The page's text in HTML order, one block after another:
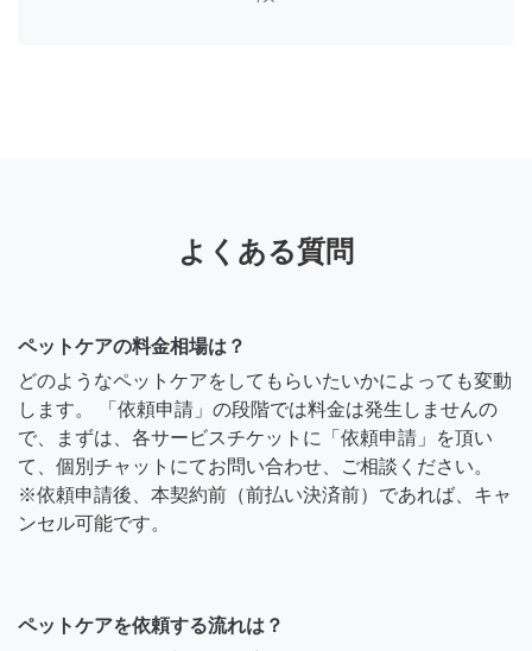
よくある質問
ペットケアの料金相場は？
どのようなペットケアをしてもらいたいかによっても変動
します。 「依頼申請」の段階では料金は発生しませんの
で、まずは、各サービスチケットに「依頼申請」を頂い
て、個別チャットにてお問い合わせ、ご相談ください。
※依頼申請後、本契約前（前払い決済前）であれば、キャ
ンセル可能です。
ペットケアを依頼する流れは？